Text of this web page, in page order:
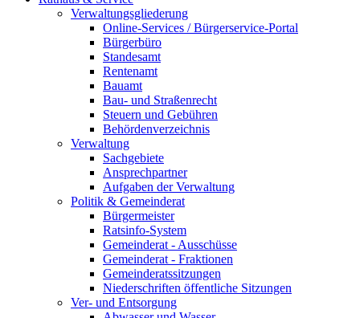
Verwaltungsgliederung
Online-Services / Bürgerservice-Portal
Bürgerbüro
Standesamt
Rentenamt
Bauamt
Bau- und Straßenrecht
Steuern und Gebühren
Behördenverzeichnis
Verwaltung
Sachgebiete
Ansprechpartner
Aufgaben der Verwaltung
Politik & Gemeinderat
Bürgermeister
Ratsinfo-System
Gemeinderat - Ausschüsse
Gemeinderat - Fraktionen
Gemeinderatssitzungen
Niederschriften öffentliche Sitzungen
Ver- und Entsorgung